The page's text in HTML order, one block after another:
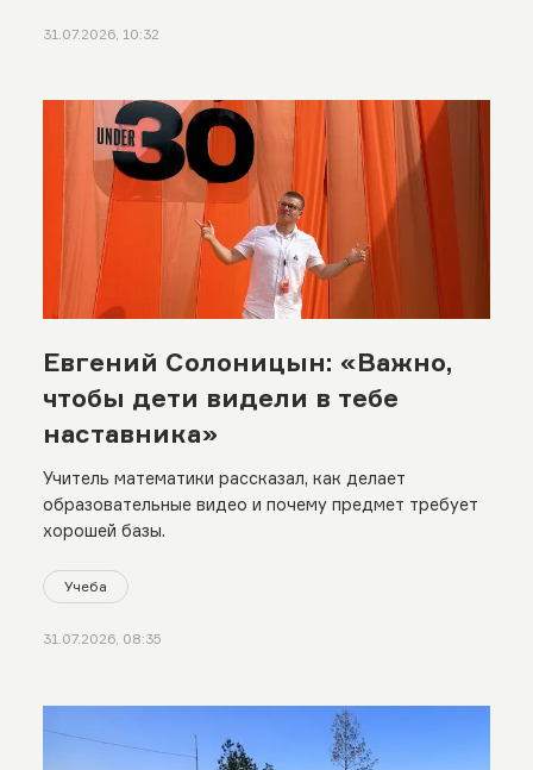
31.07.2026, 10:32
Евгений Солоницын: «Важно,
чтобы дети видели в тебе
наставника»
Учитель математики рассказал, как делает
образовательные видео и почему предмет требует
хорошей базы.
Учеба
31.07.2026, 08:35